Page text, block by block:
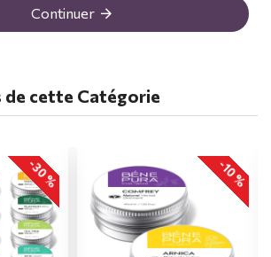
Continuer
de cette Catégorie
-30 % -10 %